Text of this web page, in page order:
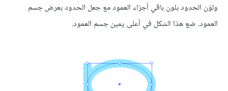
ولوّن الحدود بلون باقي أجزاء العمود مع جعل الحدود بعرض جسم
العمود. ضع هذا الشكل في أعلى يمين جسم العمود.